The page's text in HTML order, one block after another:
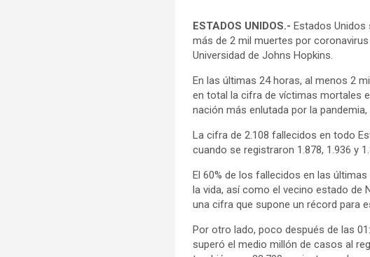
ESTADOS UNIDOS.- Estados Unidos
más de 2 mil muertes por
Universidad de Johns Hopkins.
En las últimas 24 horas, al menos 2
en total la cifra de víctimas mortales
nación más enlutada por la
La cifra de 2.108 fallecidos en todo
cuando se registraron 1.878, 1.936 y
El 60% de los fallecidos en las
la vida, así como el vecino estado de
una cifra que supone un récord para
Por otro lado, poco después de las
superó el medio millón de casos al